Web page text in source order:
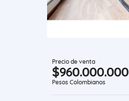
Precio de venta
$960.000.000
Pesos Colombianos